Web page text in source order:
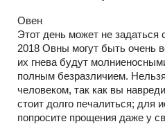
Овен
Этот день может не задаться
2018 Овны могут быть очень
их гнева будут
полным безразличием.
человеком, так как вы
стоит долго печалиться; для
попросите прощения даже у